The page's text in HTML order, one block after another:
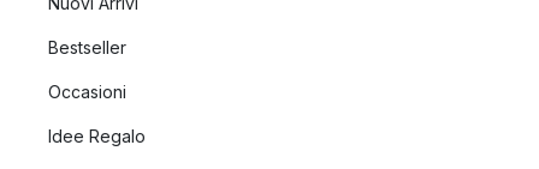
Bestseller
Occasioni
Idee Regalo